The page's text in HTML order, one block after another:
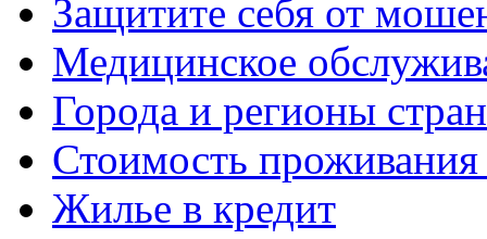
Защитите себя от
Медицинское
Города и регионы
Стоимость проживания
Жилье в кредит